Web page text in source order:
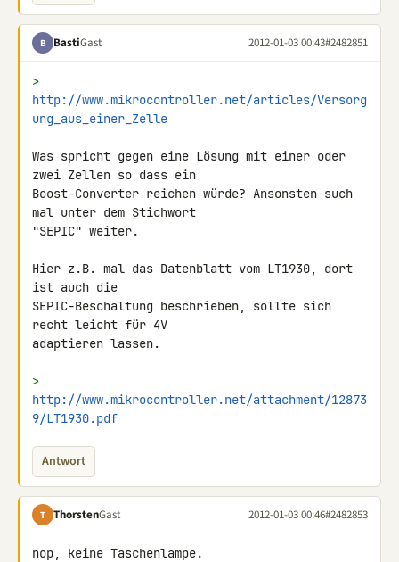
B BastiGast 2012-01-03 00:43#2482851
http://www.mikrocontroller.net/articles/Versorg
ung_aus_einer_Zelle
Was spricht gegen eine Lösung mit einer oder
zwei Zellen so dass ein
Boost-Converter reichen würde? Ansonsten such
mal unter dem Stichwort
"SEPIC" weiter.
Hier z.B. mal das Datenblatt vom LT1930, dort
ist auch die
SEPIC-Beschaltung beschrieben, sollte sich
recht leicht für 4V
adaptieren lassen.
http://www.mikrocontroller.net/attachment/12873
9/LT1930.pdf
Antwort
T ThorstenGast 2012-01-03 00:46#2482853
nop, keine Taschenlampe.